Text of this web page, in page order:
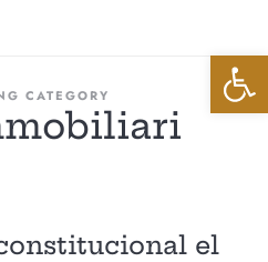
CATEGORY
el
Abrir